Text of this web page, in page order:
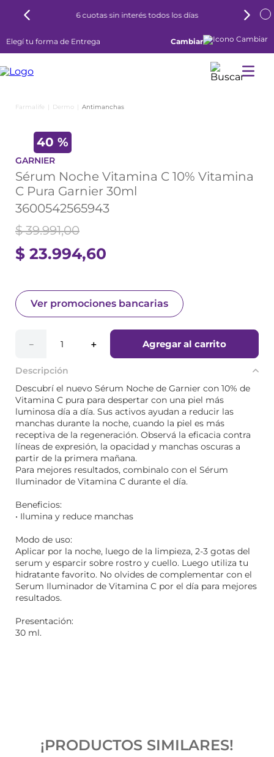
6 cuotas sin interés todos los días
Elegí tu forma de Entrega Cambiar
Dermo Antimanchas
40 %
GARNIER
Sérum Noche Vitamina C 10% Vitamina
C Pura Garnier 30ml
3600542565943
$ 23.994,60
$ 39.991,00
Ver promociones bancarias
＋
－ Agregar al carrito
Descripción
Descubrí el nuevo Sérum Noche de Garnier con 10% de
Vitamina C pura para despertar con una piel más
luminosa día a día. Sus activos ayudan a reducir las
manchas durante la noche, cuando la piel es más
receptiva de la regeneración. Observá la eficacia contra
líneas de expresión, la opacidad y manchas oscuras a
partir de la primera mañana.
Para mejores resultados, combinalo con el Sérum
Iluminador de Vitamina C durante el día.
Beneficios:
• Ilumina y reduce manchas
Modo de uso:
Aplicar por la noche, luego de la limpieza, 2-3 gotas del
serum y esparcir sobre rostro y cuello. Luego utiliza tu
hidratante favorito. No olvides de complementar con el
Serum Iluminador de Vitamina C por el día para mejores
resultados.
Presentación:
30 ml.
¡PRODUCTOS SIMILARES!